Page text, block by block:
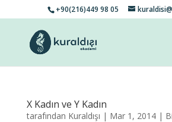
+90(216)449 98 05
X Kadın ve Y Kadın
tarafından Kuraldışı | Mar 1, 2014|